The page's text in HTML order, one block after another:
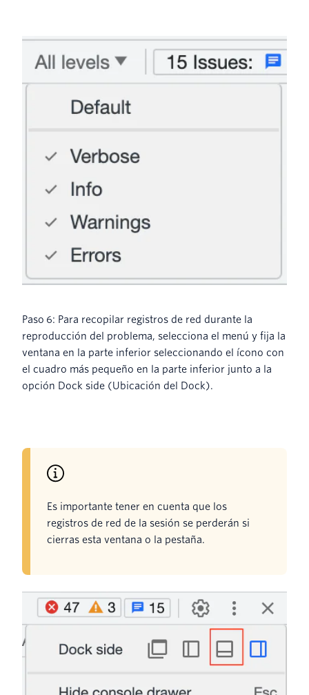
Paso 6: Para recopilar registros de red durante la
reproducción del problema, selecciona el menú y fija la
ventana en la parte inferior seleccionando el ícono con
el cuadro más pequeño en la parte inferior junto a la
opción Dock side (Ubicación del Dock).
Es importante tener en cuenta que los
registros de red de la sesión se perderán si
cierras esta ventana o la pestaña.